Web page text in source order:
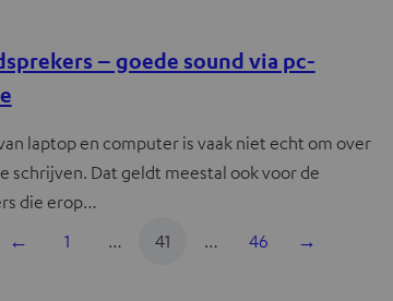
– goede sound via pc-
laptop en computer is vaak niet echt om over
schrijven. Dat geldt meestal ook voor de
die erop…
←
1 … 41 … 46 →